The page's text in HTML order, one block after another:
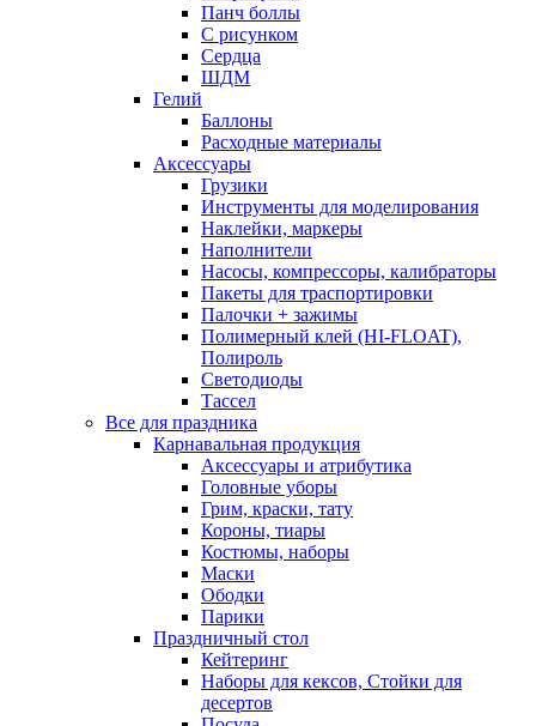
Панч боллы
С рисунком
Сердца
ШДМ
Гелий
Баллоны
Расходные материалы
Аксессуары
Грузики
Инструменты для моделирования
Наклейки, маркеры
Наполнители
Насосы, компрессоры, калибраторы
Пакеты для траспортировки
Палочки + зажимы
Полимерный клей (HI-FLOAT),
Полироль
Светодиоды
Тассел
Все для праздника
Карнавальная продукция
Аксессуары и атрибутика
Головные уборы
Грим, краски, тату
Короны, тиары
Костюмы, наборы
Маски
Ободки
Парики
Праздничный стол
Кейтеринг
Наборы для кексов, Стойки для
десертов